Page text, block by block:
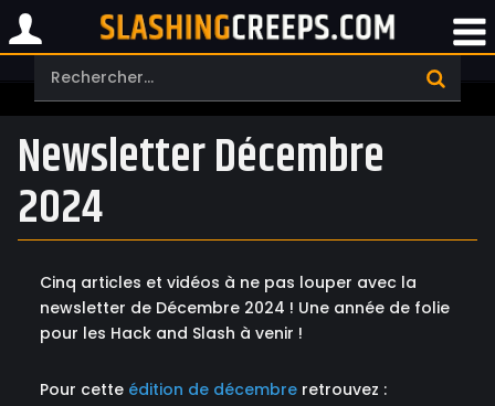
Newsletter Décembre
2024
Cinq articles et vidéos à ne pas louper avec la
newsletter de Décembre 2024 ! Une année de folie
pour les Hack and Slash à venir !
Pour cette édition de décembre retrouvez :